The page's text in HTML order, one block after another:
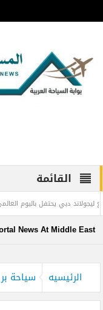
القائمة
يحتفل باليوم العالمي للطفل مع
طيران الإمارات تسيّر
News At Middle East
الرئيسيه سياحة